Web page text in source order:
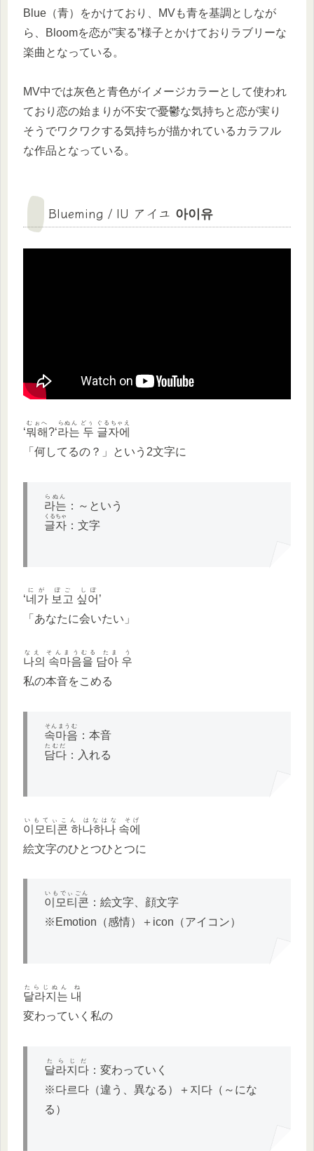
Blue（青）をかけており、MVも青を基調としなが
ら、Bloomを恋が”実る”様子とかけておりラブリーな
楽曲となっている。
MV中では灰色と青色がイメージカラーとして使われ
ており恋の始まりが不安で憂鬱な気持ちと恋が実り
そうでワクワクする気持ちが描かれているカラフル
な作品となっている。
Blueming / IU アイユ 아이유
‘뭐해
むぉへ
?‘라는 두 글자에
らぬん どぅ ぐるちゃえ
「何してるの？」という2文字に
라는
らぬん
：～という
글자
くるちゃ
：文字
‘네가 보고 싶어
にが ぽご しぽ
’
「あなたに会いたい」
나의 속마음을 담아 우
なえ そんまうむる たま う
私の本音をこめる
속마음
そんまうむ
：本音
담다
たむだ
：入れる
이모티콘 하나하나 속에
いもてぃこん はなはな そげ
絵文字のひとつひとつに
이모티콘
いもでぃごん
：絵文字、顔文字
※Emotion（感情）＋icon（アイコン）
달라지는 내
たらじぬん ね
変わっていく私の
달라지다
たらじだ
：変わっていく
※다르다（違う、異なる）＋지다（～にな
る）